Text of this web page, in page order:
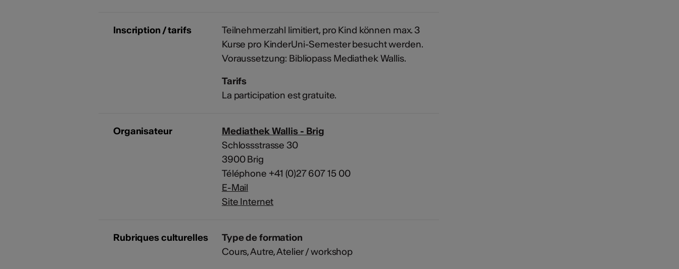
Inscription / tarifs
Teilnehmerzahl limitiert, pro Kind können max. 3
Kurse pro KinderUni-Semester besucht werden.
Voraussetzung: Bibliopass Mediathek Wallis.
Tarifs
La participation est gratuite.
Organisateur
Mediathek Wallis - Brig
Schlossstrasse 30
3900 Brig
Téléphone +41 (0)27 607 15 00
E-Mail
Site Internet
Rubriques culturelles
Type de formation
Cours, Autre, Atelier / workshop